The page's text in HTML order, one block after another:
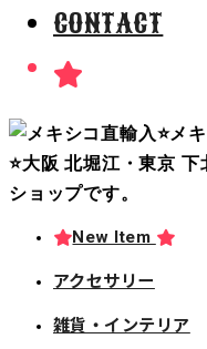
CONTACT
New Item
アクセサリー
雑貨・インテリア